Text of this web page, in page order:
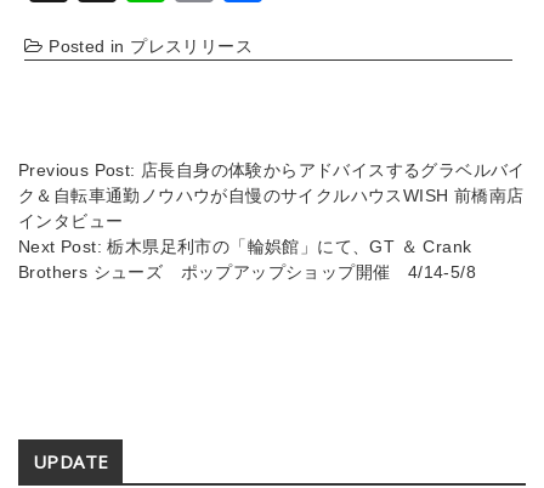
e
s
e p
n
k
Posted in プレスリリース
Previous Post: 店長自身の体験からアドバイスするグラベルバイ
ク＆自転車通勤ノウハウが自慢のサイクルハウスWISH 前橋南店
インタビュー
Next Post:栃木県足利市の「輪娯館」にて、GT ＆ Crank
Brothers シューズ ポップアップショップ開催 4/14-5/8
Secondary
UPDATE